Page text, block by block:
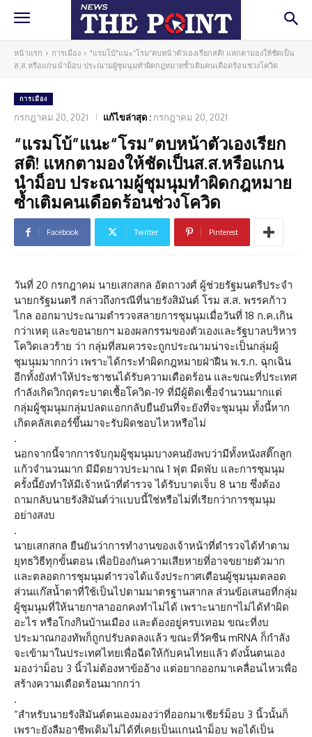
หน้าแรก การเมือง
"แรมโบ้"แนะ“โรม”ตบหน้าตัวเองเรียกสติ! แหกตามองให้ชัดเป็น
ส.ส.หรือแกนนำม็อบ ประณามผู้ชุมนุมทำผิดกฎหมายซ้ำเติมคนเดือดร้อนช่วงโควิด
การเมือง
กรกฎาคม 20, 2021 แก้ไขล่าสุด : กรกฎาคม 20, 2021
“แรมโบ้”แนะ“โรม”ตบหน้าตัวเองเรียก
สติ! แหกตามองให้ชัดเป็นส.ส.หรือแกน
นำม็อบ ประณามผู้ชุมนุมทำผิดกฎหมาย
ซ้ำเติมคนเดือดร้อนช่วงโควิด
Facebook Twitter Pinterest
วันที่ 20 กรกฎาคม นายเสกสกล อัตถาวงศ์ ผู้ช่วยรัฐมนตรีประจำ
นายกรัฐมนตรี กล่าวถึงกรณีที่นายรังสิมันต์ โรม ส.ส. พรรคก้าว
ไกล ออกมาประณามตำรวจสลายการชุมนุมเมื่อวันที่ 18 ก.ค.เกิน
กว่าเหตุ และขอนายกฯ มองผลกรรมของตัวเองและรัฐบาลบริหาร
โควิดเลวร้าย ว่า กลุ่มที่สมควรจะถูกประณามน่าจะเป็นกลุ่มผู้
ชุมนุมมากกว่า เพราะได้กระทำผิดกฎหมายฝ่าฝืน พ.ร.ก. ฉุกเฉิน
อีกทั้งยังทำให้ประชาชนได้รับความเดือดร้อน และขณะที่ประเทศ
กำลังเกิดวิกฤตระบาดเชื้อโควิด-19 ที่มีผู้ติดเชื้อจำนวนมากแต่
กลุ่มผู้ชุมนุมกลุ่มปลดแอกกลับยืนยันที่จะยังที่จะชุมนุม ทั้งนี้หาก
เกิดคลัสเตอร์ขึ้นมาจะรับผิดชอบไหวหรือไม่
.
นอกจากนี้จากการจับกุมผู้ชุมนุมบางคนยังพบว่ามีทั้งหนังสติ๊กลูก
แก้วจำนวนมาก มีมีดยาวประมาณ 1 ฟุต มีดพับ และการชุมนุม
ครั้งนี้ยังทำให้มีเจ้าหน้าที่ตำรวจ ได้รับบาดเจ็บ 8 นาย ซึ่งต้อง
ถามกลับนายรังสิมันต์ว่าแบบนี้ใช่หรือไม่ที่เรียกว่าการชุมนุม
อย่างสงบ
.
นายเสกสกล ยืนยันว่าการทำงานของเจ้าหน้าที่ตำรวจได้ทำตาม
ยุทธวิธีทุกขั้นตอน เพื่อป้องกันความเสียหายที่อาจขยายตัวมาก
และตลอดการชุมนุมตำรวจได้แจ้งประกาศเตือนผู้ชุมนุมตลอด
ส่วนแก๊สน้ำตาที่ใช้เป็นไปตามมาตรฐานสากล ส่วนข้อเสนอที่กลุ่ม
ผู้ชุมนุมที่ให้นายกฯลาออกคงทำไม่ได้ เพราะนายกฯไม่ได้ทำผิด
อะไร หรือโกงกินบ้านเมือง และต้องอยู่ครบเทอม ขณะที่งบ
ประมาณกองทัพก็ถูกปรับลดลงแล้ว ขณะที่วัคซีน mRNA ก็กำลัง
จะเข้ามาในประเทศไทยเพื่อฉีดให้กับคนไทยแล้ว ดังนั้นตนเอง
มองว่าม็อบ 3 นิ้วไม่ต้องหาข้ออ้าง แต่อยากออกมาเคลื่อนไหวเพื่อ
สร้างความเดือดร้อนมากกว่า
.
“สำหรับนายรังสิมันต์ตนเองมองว่าที่ออกมาเชียร์ม็อบ 3 นิ้วนั้นก็
เพราะยังลืมอาชีพเดิมไม่ได้ที่เคยเป็นแกนนำม็อบ พอได้เป็น